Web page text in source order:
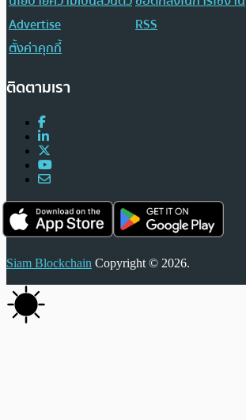
Advertise
RSS
ตั้งค่าคุกกี้
ติดตามเรา
Siam Blockchain Copyright © 2026.